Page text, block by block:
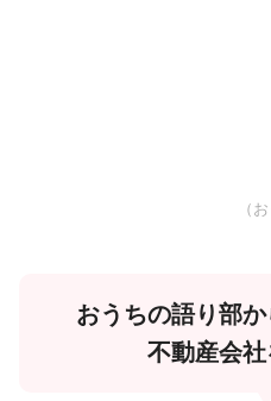
（
おうちの語り部か
不動産会社